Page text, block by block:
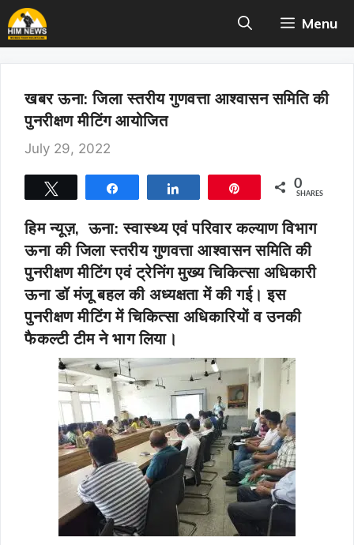
Skip
to
content
Menu
खबर ऊना: जिला स्तरीय गुणवत्ता आश्वासन समिति की
पुनरीक्षण मीटिंग आयोजित
July 29, 2022
0
SHARES
हिम न्यूज़, ऊना: स्वास्थ्य एवं परिवार कल्याण विभाग
ऊना की जिला स्तरीय गुणवत्ता आश्वासन समिति की
पुनरीक्षण मीटिंग एवं ट्रेनिंग मुख्य चिकित्सा अधिकारी
ऊना डॉ मंजू बहल की अध्यक्षता में की गई। इस
पुनरीक्षण मीटिंग में चिकित्सा अधिकारियों व उनकी
फैकल्टी टीम ने भाग लिया।